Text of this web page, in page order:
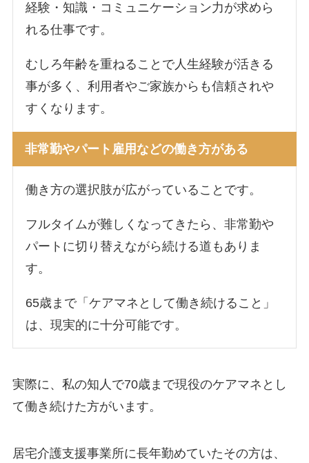
経験・知識・コミュニケーション力が求めら
れる仕事です。
むしろ年齢を重ねることで人生経験が活きる
事が多く、利用者やご家族からも信頼されや
すくなります。
非常勤やパート雇用などの働き方がある
働き方の選択肢が広がっていることです。
フルタイムが難しくなってきたら、非常勤や
パートに切り替えながら続ける道もありま
す。
65歳まで「ケアマネとして働き続けること」
は、現実的に十分可能です。
実際に、私の知人で70歳まで現役のケアマネとし
て働き続けた方がいます。
居宅介護支援事業所に長年勤めていたその方は、